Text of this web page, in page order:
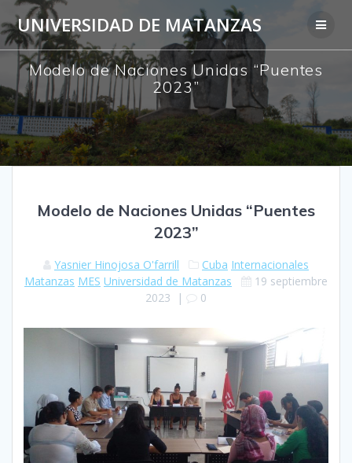
Saltar
al
contenido
UNIVERSIDAD DE MATANZAS
Modelo de Naciones Unidas “Puentes
2023”
Modelo de Naciones Unidas “Puentes
2023”
Yasnier Hinojosa O'farrill Cuba Internacionales
Matanzas MES Universidad de Matanzas
19 septiembre
2023 | 0